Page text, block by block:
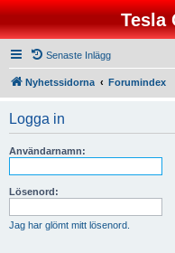
Tesla
Senaste Inlägg
Nyhetssidorna Forumindex
Logga in
Användarnamn:
Lösenord:
Jag har glömt mitt lösenord.